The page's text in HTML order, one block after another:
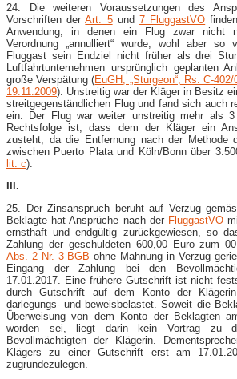
24. Die weiteren Voraussetzungen des
Vorschriften derArt. 5und7 FluggastVO
Anwendung, in denen ein Flug zwar nicht
Verordnung „annulliert“ wurde, wohl aber so
Fluggast sein Endziel nicht früher als drei
Luftfahrtunternehmen ursprünglich geplanten
große Verspätung (EuGH, „Sturgeon“, Rs. C-
19.11.2009). Unstreitig war der Kläger in Besitz
streitgegenständlichen Flug und fand sich auch
ein. Der Flug war weiter unstreitig mehr als
Rechtsfolge ist, dass dem der Kläger ein
zusteht, da die Entfernung nach der Methode
zwischen Puerto Plata und Köln/Bonn über
lit. c).
III.
25. Der Zinsanspruch beruht auf Verzug
Beklagte hat Ansprüche nach der FluggastVO
ernsthaft und endgültig zurückgewiesen, so
Zahlung der geschuldeten 600,00 Euro zum
Abs. 2 Nr. 3 BGB ohne Mahnung in Verzug
Eingang der Zahlung bei den
17.01.2017. Eine frühere Gutschrift ist nicht
durch Gutschrift auf dem Konto der
darlegungs- und beweisbelastet. Soweit die
Überweisung von dem Konto der Beklagten
worden sei, liegt darin kein Vortrag zu
Bevollmächtigten der Klägerin.
Klägers zu einer Gutschrift erst am
zugrundezulegen.